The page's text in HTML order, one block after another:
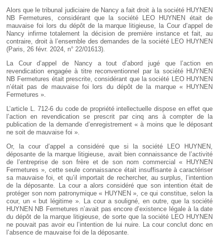
Alors que le tribunal judiciaire de Nancy a fait droit à la société HUYNEN
NB Fermetures, considérant que la société LEO HUYNEN était de
mauvaise foi lors du dépôt de la marque litigieuse, la Cour d’appel de
Nancy infirme totalement la décision de première instance et fait, au
contraire, droit à l’ensemble des demandes de la société LEO HUYNEN
(Paris, 26 févr. 2024, n° 22/01613).
La Cour d’appel de Nancy a tout d’abord jugé que l’action en
revendication engagée à titre reconventionnel par la société HUYNEN
NB Fermetures était prescrite, considérant que la société LEO HUYNEN
n’était pas de mauvaise foi lors du dépôt de la marque « HUYNEN
Fermetures ».
L’article L. 712-6 du code de propriété intellectuelle dispose en effet que
l’action en revendication se prescrit par cinq ans à compter de la
publication de la demande d’enregistrement « à moins que le déposant
ne soit de mauvaise foi ».
Or, la cour d’appel a considéré que si la société LEO HUYNEN,
déposante de la marque litigieuse, avait bien connaissance de l’activité
de l’entreprise de son frère et de son nom commercial « HUYNEN
Fermetures », cette seule connaissance était insuffisante à caractériser
sa mauvaise foi, et qu’il importait de rechercher, au surplus, l’intention
de la déposante. La cour a alors considéré que son intention était de
protéger son nom patronymique « HUYNEN », ce qui constitue, selon la
cour, un « but légitime ». La cour a souligné, en outre, que la société
HUYNEN NB Fermetures n’avait pas encore d’existence légale à la date
du dépôt de la marque litigieuse, de sorte que la société LEO HUYNEN
ne pouvait pas avoir eu l’intention de lui nuire. La cour conclut donc en
l’absence de mauvaise foi de la déposante.